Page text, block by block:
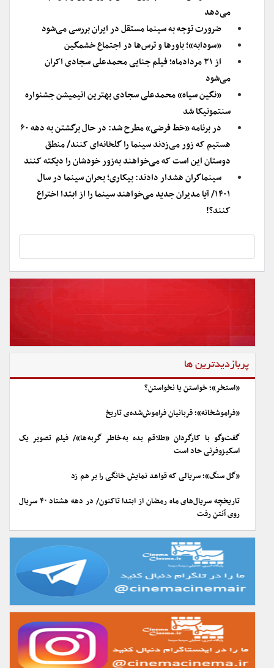
می‌دهد
ضرورت توجه به سینما مستقل در ایران بررسی می‌شود
«سودابه»؛ باورها و ترس‌ها در اجتماع خشمگین
از ۳۱ مردادماه؛ فیلم جنایی محمدعلی سجادی اکران
می‌شود
«نگین سیاه» محمدعلی سجادی بهترین انیمیشن جشنواره
سنتمونیکا شد
در برنامه «خط فرضی» مطرح شد: در حال برگشتن به دهه ۶۰
هستیم که زور می‌زدند سینما را گلخانه‌ای کنند/ منطق
دوستان این است که می‌خواهند به‌زور خودشان را دیکته کنند
سینماگران هشدار دادند: بیکاری؛ بحران سینما در سال
۱۴۰۱/ آیا مدیران جدید می‌خواهند سینما را از ابتدا اختراع
کنند؟!
پربازدیدترین ها
«استخر»؛ خواستن یا نخواستن؟
«فراموشخانه»؛ قربانیان فراموش‌شده‌ی تاریخ
گفت‌وگو با کارگردان «طلاقم بده به خاطر گربه ها»/ فیلم تصویر یک
اسکیزوفرنی حاد است
«گل سنگ»؛ سریالی که قواعد نمایش خانگی را بر هم زد
تاریخچه سریال‌های ماه رمضان از ابتدا تاکنون/ در دهه هشتاد ۴۰ سریال
روی آنتن رفت